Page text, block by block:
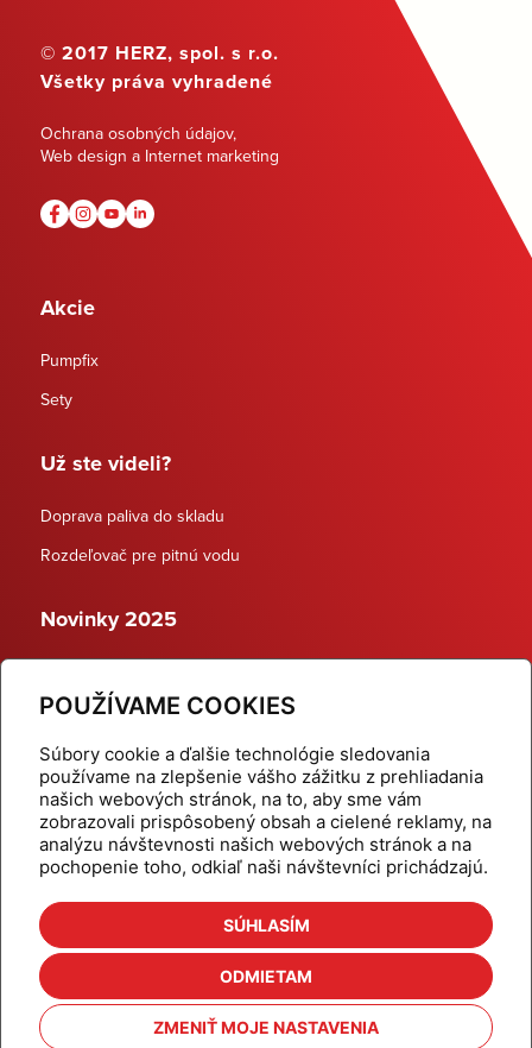
POUŽÍVAME COOKIES
Súbory cookie a ďalšie technológie sledovania
používame na zlepšenie vášho zážitku z prehliadania
našich webových stránok, na to, aby sme vám
zobrazovali prispôsobený obsah a cielené reklamy, na
analýzu návštevnosti našich webových stránok a na
pochopenie toho, odkiaľ naši návštevníci prichádzajú.
SÚHLASÍM
ODMIETAM
ZMENIŤ MOJE NASTAVENIA
© 2017 HERZ, spol. s r.o.
Všetky práva vyhradené
Ochrana osobných údajov,
Web design a Internet marketing
Akcie
Pumpfix
Sety
Už ste videli?
Doprava paliva do skladu
Rozdeľovač pre pitnú vodu
Novinky 2025
Dynamické termostatické ventily
Domov
Produkty
Aktuality
Odber šikovné tipy
Kalkulačky
Cenníky
Na stiahnutie
Referencie
Kontakt